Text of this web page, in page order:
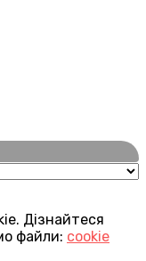
Дізнайтеся
файли: cookie